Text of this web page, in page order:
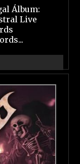
Álbum:
Live